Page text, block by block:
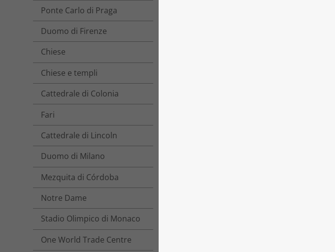
Ponte Carlo di Praga
Duomo di Firenze
Chiese
Chiese e templi
Cattedrale di Colonia
Fari
Cattedrale di Lincoln
Duomo di Milano
Mezquita di Córdoba
Notre Dame
Stadio Olimpico di Monaco
One World Trade Centre